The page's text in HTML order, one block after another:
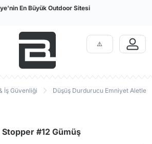
En Büyük Outdoor Sitesi
İş Güvenliği Düşüş Durdurucu Emniyet Aletleri
Stopper #12 Gümüş